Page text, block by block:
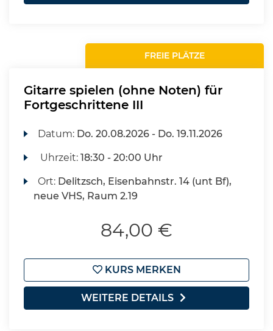
FREIE PLÄTZE
Gitarre spielen (ohne Noten) für
Fortgeschrittene III
Datum: Do. 20.08.2026 - Do. 19.11.2026
Uhrzeit:18:30 - 20:00 Uhr
Ort: Delitzsch, Eisenbahnstr. 14 (unt Bf),
neue VHS, Raum 2.19
84,00 €
KURS MERKEN
WEITERE DETAILS